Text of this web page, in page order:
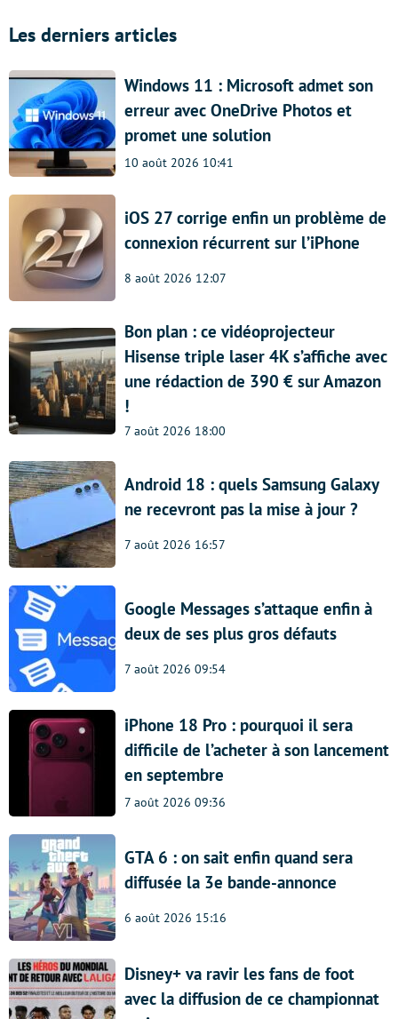
Les derniers articles
Windows 11 : Microsoft admet son
erreur avec OneDrive Photos et
promet une solution
10 août 2026 10:41
iOS 27 corrige enfin un problème de
connexion récurrent sur l’iPhone
8 août 2026 12:07
Bon plan : ce vidéoprojecteur
Hisense triple laser 4K s’affiche avec
une rédaction de 390 € sur Amazon
!
7 août 2026 18:00
Android 18 : quels Samsung Galaxy
ne recevront pas la mise à jour ?
7 août 2026 16:57
Google Messages s’attaque enfin à
deux de ses plus gros défauts
7 août 2026 09:54
iPhone 18 Pro : pourquoi il sera
difficile de l’acheter à son lancement
en septembre
7 août 2026 09:36
GTA 6 : on sait enfin quand sera
diffusée la 3e bande-annonce
6 août 2026 15:16
Disney+ va ravir les fans de foot
avec la diffusion de ce championnat